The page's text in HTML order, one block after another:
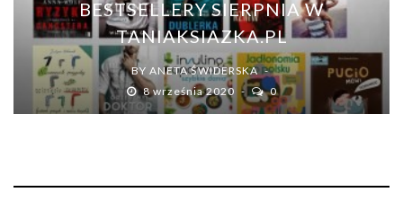
BESTSELLERY SIERPNIA W
TANIAKSIAZKA.PL
BY ANETA ŚWIDERSKA
8 września 2020
0